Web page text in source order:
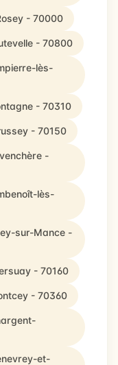
- 70000
- 70800
lès-
- 70310
- 70150
-
lès-
sur-Mance -
- 70160
- 70360
et-